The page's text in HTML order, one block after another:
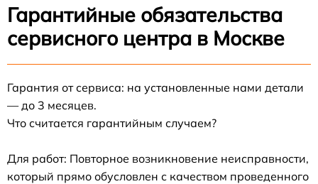
Гарантийные обязательства
сервисного центра в Москве
Гарантия от сервиса: на установленные нами детали
— до 3 месяцев.
Что считается гарантийным случаем?
Для работ: Повторное возникновение неисправности,
который прямо обусловлен с качеством проведенного